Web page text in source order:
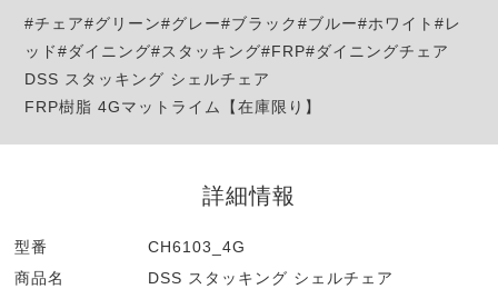
#チェア#グリーン#グレー#ブラック#ブルー#ホワイト#レ
ッド#ダイニング#スタッキング#FRP#ダイニングチェア
DSS スタッキング シェルチェア
FRP樹脂 4Gマットライム【在庫限り】
詳細情報
型番
CH6103_4G
商品名
DSS スタッキング シェルチェア